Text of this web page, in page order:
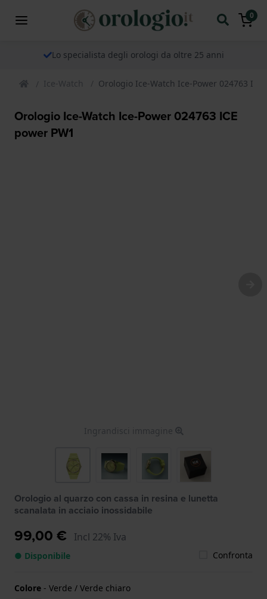
0
Lo specialista degli orologi da oltre 25 anni
Ice-Watch Orologio Ice-Watch Ice-Power 024763 ICE
Orologio Ice-Watch Ice-Power 024763 ICE
power PW1
Ingrandisci immagine
Orologio al quarzo con cassa in resina e lunetta
scanalata in acciaio inossidabile
99,00 € Incl 22% Iva
● Disponibile Confronta
Colore - Verde / Verde chiaro